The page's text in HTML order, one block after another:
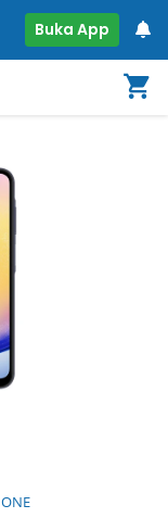
Buka App